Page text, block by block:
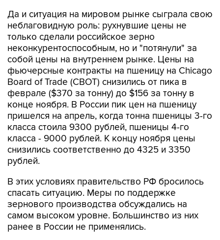
Да и ситуация на мировом рынке сыграла свою
неблаговидную роль: рухнувшие цены не
только сделали российское зерно
неконкурентоспособным, но и "потянули" за
собой цены на внутреннем рынке. Цены на
фьючерсные контракты на пшеницу на Chicago
Board of Trade (CBOT) снизились от пика в
феврале ($370 за тонну) до $156 за тонну в
конце ноября. В России пик цен на пшеницу
пришелся на апрель, когда тонна пшеницы 3-го
класса стоила 9300 рублей, пшеницы 4-го
класса - 9000 рублей. К концу ноября цены
снизились соответственно до 4325 и 3350
рублей.
В этих условиях правительство РФ бросилось
спасать ситуацию. Меры по поддержке
зернового производства обсуждались на
самом высоком уровне. Большинство из них
ранее в России не применялись.